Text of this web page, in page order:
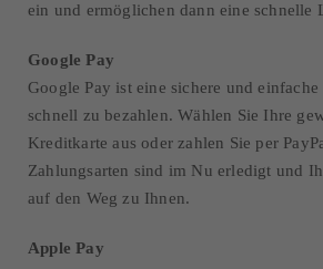
ein und ermöglichen dann eine schnelle
Google Pay
Google Pay ist eine sichere und
schnell zu bezahlen. Wählen Sie Ihre
Kreditkarte aus oder zahlen Sie per
Zahlungsarten sind im Nu erledigt und
auf den Weg zu Ihnen.
Apple Pay